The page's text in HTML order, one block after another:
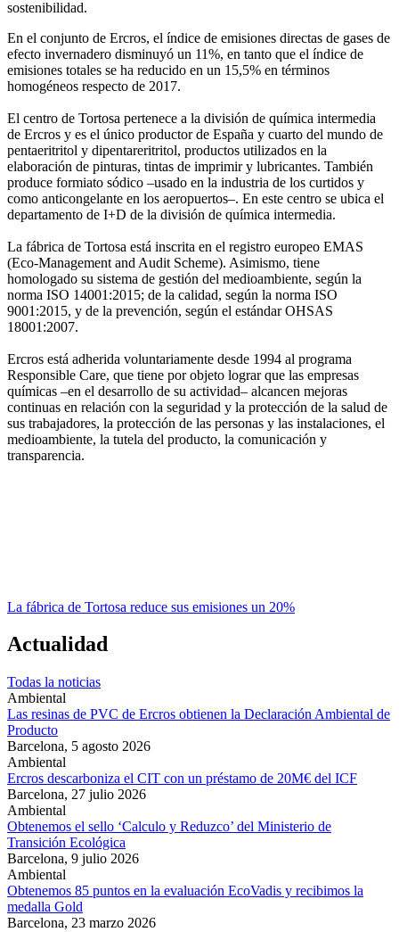
sostenibilidad.
En el conjunto de Ercros, el índice de emisiones directas de gases de
efecto invernadero disminuyó un 11%, en tanto que el índice de
emisiones totales se ha reducido en un 15,5% en términos
homogéneos respecto de 2017.
El centro de Tortosa pertenece a la división de química intermedia
de Ercros y es el único productor de España y cuarto del mundo de
pentaeritritol y dipentareritritol, productos utilizados en la
elaboración de pinturas, tintas de imprimir y lubricantes. También
produce formiato sódico –usado en la industria de los curtidos y
como anticongelante en los aeropuertos–. En este centro se ubica el
departamento de I+D de la división de química intermedia.
La fábrica de Tortosa está inscrita en el registro europeo EMAS
(Eco-Management and Audit Scheme). Asimismo, tiene
homologado su sistema de gestión del medioambiente, según la
norma ISO 14001:2015; de la calidad, según la norma ISO
9001:2015, y de la prevención, según el estándar OHSAS
18001:2007.
Ercros está adherida voluntariamente desde 1994 al programa
Responsible Care, que tiene por objeto lograr que las empresas
químicas –en el desarrollo de su actividad– alcancen mejoras
continuas en relación con la seguridad y la protección de la salud de
sus trabajadores, la protección de las personas y las instalaciones, el
medioambiente, la tutela del producto, la comunicación y
transparencia.
La fábrica de Tortosa reduce sus emisiones un 20%
Actualidad
Todas la noticias
Ambiental
Las resinas de PVC de Ercros obtienen la Declaración Ambiental de
Producto
Barcelona, 5 agosto 2026
Ambiental
Ercros descarboniza el CIT con un préstamo de 20M€ del ICF
Barcelona, 27 julio 2026
Ambiental
Obtenemos el sello ‘Calculo y Reduzco’ del Ministerio de
Transición Ecológica
Barcelona, 9 julio 2026
Ambiental
Obtenemos 85 puntos en la evaluación EcoVadis y recibimos la
medalla Gold
Barcelona, 23 marzo 2026